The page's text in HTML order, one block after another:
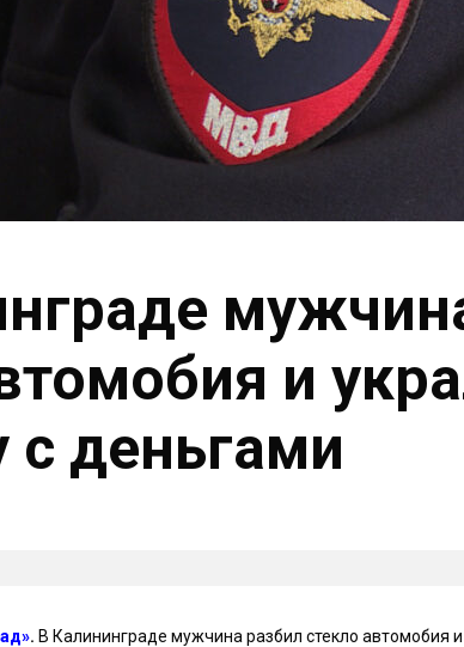
и
с деньгами
. В Калининграде мужчина разбил стекло автомобия